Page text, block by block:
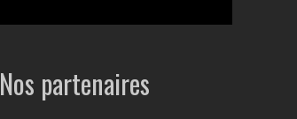
Nos partenaires